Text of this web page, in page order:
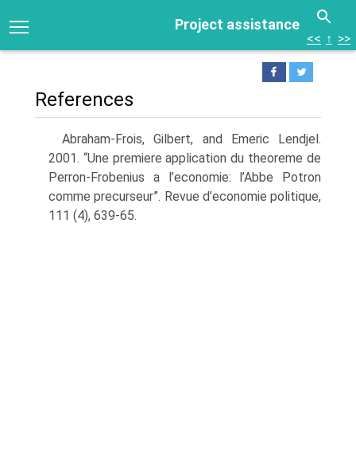
Project assistance
<< ↑ >>
References
Abraham-Frois, Gilbert, and Emeric Lendjel.
2001. “Une premiere application du theoreme de
Perron-Frobenius a l’economie: l’Abbe Potron
comme precurseur”. Revue d’economie politique,
111 (4), 639-65.